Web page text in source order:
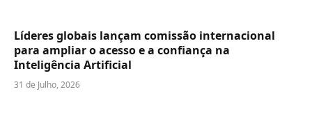
Líderes globais lançam comissão internacional
para ampliar o acesso e a confiança na
Inteligência Artificial
31 de Julho, 2026